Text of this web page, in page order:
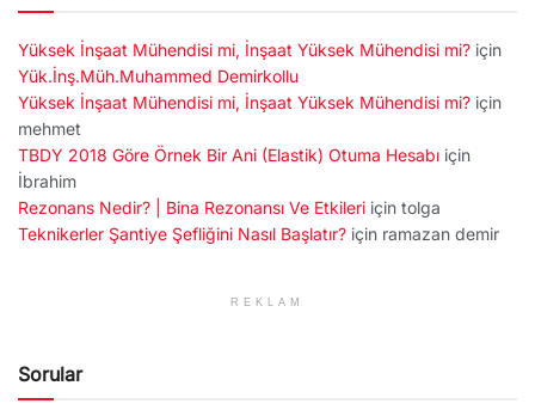
Yüksek İnşaat Mühendisi mi, İnşaat Yüksek Mühendisi mi? için
Yük.İnş.Müh.Muhammed Demirkollu
Yüksek İnşaat Mühendisi mi, İnşaat Yüksek Mühendisi mi? için
mehmet
TBDY 2018 Göre Örnek Bir Ani (Elastik) Otuma Hesabı için
İbrahim
Rezonans Nedir? | Bina Rezonansı Ve Etkileri için tolga
Teknikerler Şantiye Şefliğini Nasıl Başlatır? için ramazan demir
REKLAM
Sorular